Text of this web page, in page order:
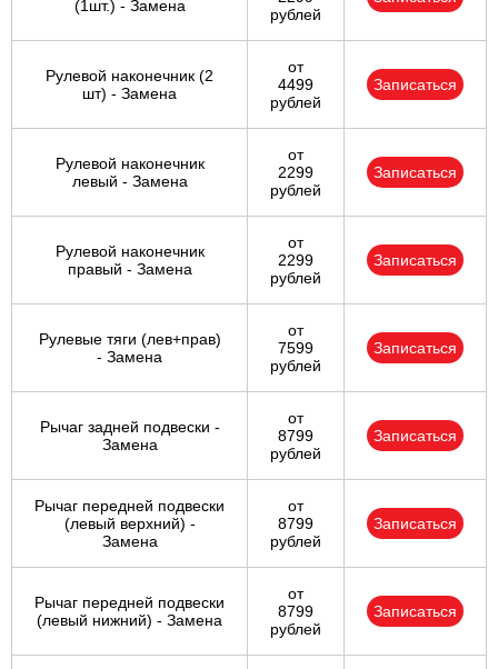
(1шт.) - Замена
рублей
Рулевой наконечник (2
шт) - Замена
от
4499
рублей
Записаться
Рулевой наконечник
левый - Замена
от
2299
рублей
Записаться
Рулевой наконечник
правый - Замена
от
2299
рублей
Записаться
Рулевые тяги (лев+прав)
- Замена
от
7599
рублей
Записаться
Рычаг задней подвески -
Замена
от
8799
рублей
Записаться
Рычаг передней подвески
(левый верхний) -
Замена
от
8799
рублей
Записаться
Рычаг передней подвески
(левый нижний) - Замена
от
8799
рублей
Записаться